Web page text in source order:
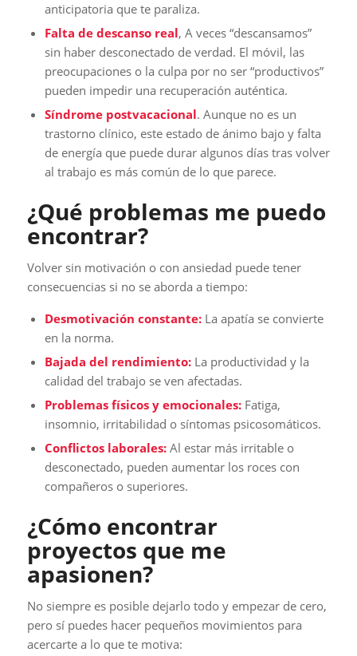
anticipatoria que te paraliza.
Falta de descanso real, A veces “descansamos”
sin haber desconectado de verdad. El móvil, las
preocupaciones o la culpa por no ser “productivos”
pueden impedir una recuperación auténtica.
Síndrome postvacacional. Aunque no es un
trastorno clínico, este estado de ánimo bajo y falta
de energía que puede durar algunos días tras volver
al trabajo es más común de lo que parece.
¿Qué problemas me puedo
encontrar?
Volver sin motivación o con ansiedad puede tener
consecuencias si no se aborda a tiempo:
Desmotivación constante:La apatía se convierte
en la norma.
Bajada del rendimiento:La productividad y la
calidad del trabajo se ven afectadas.
Problemas físicos y emocionales:Fatiga,
insomnio, irritabilidad o síntomas psicosomáticos.
Conflictos laborales:Al estar más irritable o
desconectado, pueden aumentar los roces con
compañeros o superiores.
¿Cómo encontrar
proyectos que me
apasionen?
No siempre es posible dejarlo todo y empezar de cero,
pero sí puedes hacer pequeños movimientos para
acercarte a lo que te motiva: